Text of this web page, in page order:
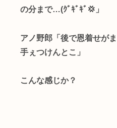
の分まで…(ｸﾞｷﾞｷﾞ💢」
アノ野郎「後で恩着せが
手ぇつけんとこ」
こんな感じか？